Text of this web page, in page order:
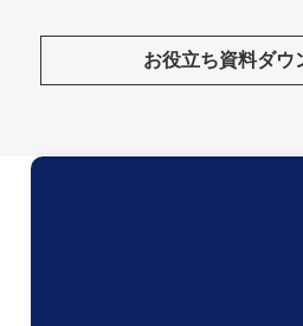
お役立ち資料ダウ